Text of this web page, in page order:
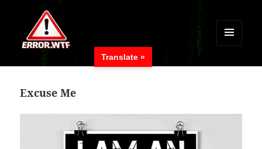
MENÜ
WIDGETS
Excuse Me
Translate »